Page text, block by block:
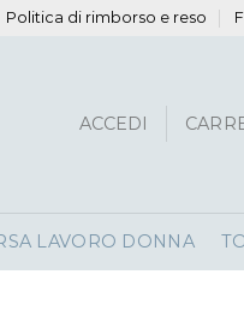
Politica di rimborso e reso
ACCEDI
LAVORO DONNA